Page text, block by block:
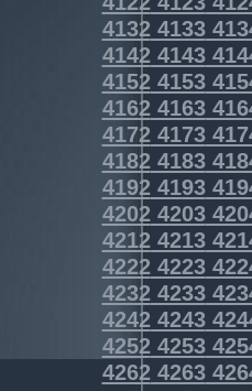
41324133
41424143
41524153
41624163
41724173
41824183
41924193
42024203
42124213
42224223
42324233
42424243
42524253
42624263